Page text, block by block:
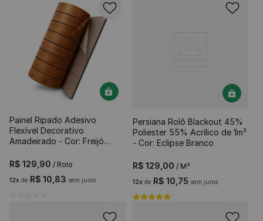
Painel Ripado Adesivo
Flexível Decorativo
Amadeirado - Cor: Freijó
R$ 129 90 / Rolo
12x de R$ 10 83 sem juros
Persiana Rolô Blackout 45%
Poliester 55% Acrílico de 1m²
- Cor: Eclipse Branco
R$ 129 00 / M²
12x de R$ 10 75 sem juros